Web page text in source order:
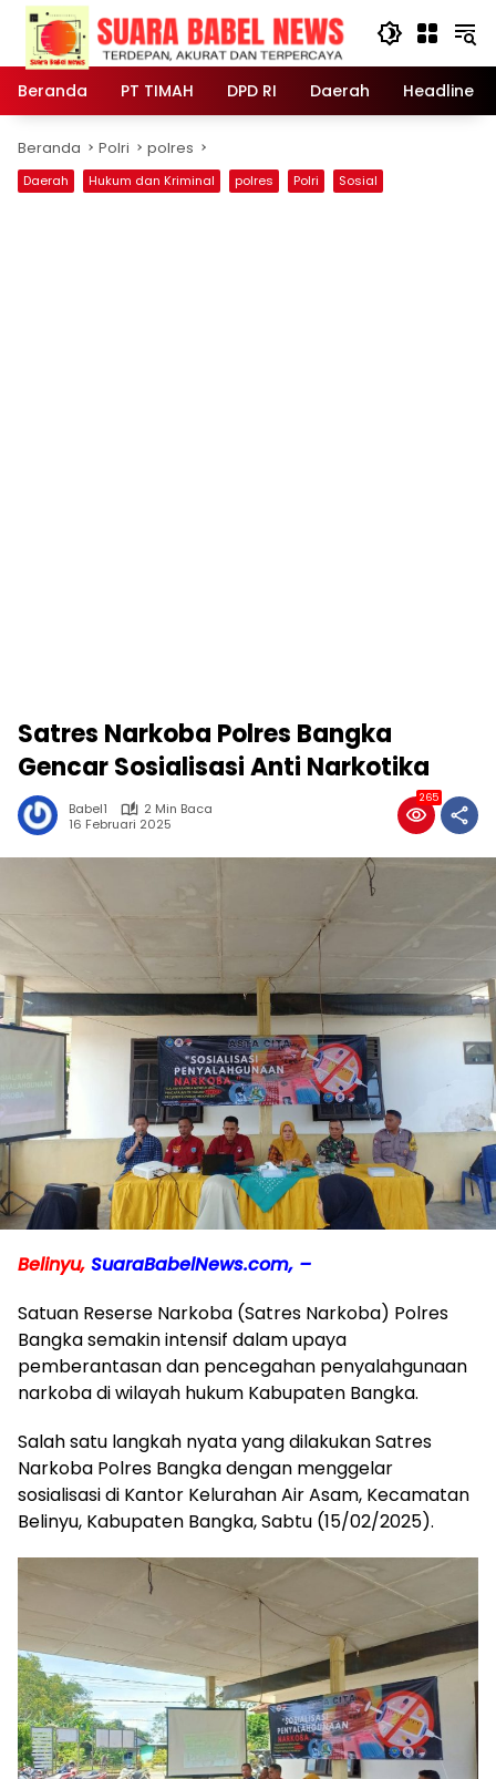
Langsung
konten
Beranda
PT TIMAH DPD RI Daerah Headline
Beranda Polri polres
Daerah Hukum dan Kriminal polres Polri Sosial
Satres Narkoba Polres Bangka
Gencar Sosialisasi Anti Narkotika
Babel1
2 Min Baca
16 Februari 2025
265
Belinyu, SuaraBabelNews.com, –
Satuan Reserse Narkoba (Satres Narkoba) Polres
Bangka semakin intensif dalam upaya
pemberantasan dan pencegahan penyalahgunaan
narkoba di wilayah hukum Kabupaten Bangka.
Salah satu langkah nyata yang dilakukan Satres
Narkoba Polres Bangka dengan menggelar
sosialisasi di Kantor Kelurahan Air Asam, Kecamatan
Belinyu, Kabupaten Bangka, Sabtu (15/02/2025).